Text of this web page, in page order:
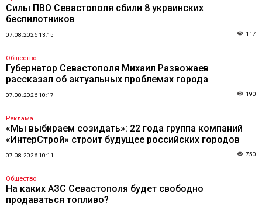
Силы ПВО Севастополя сбили 8 украинских
беспилотников
07.08.2026 13:15 117
Общество
Губернатор Севастополя Михаил Развожаев
рассказал об актуальных проблемах города
07.08.2026 10:17 190
Реклама
«Мы выбираем созидать»: 22 года группа компаний
«ИнтерСтрой» строит будущее российских городов
07.08.2026 10:11 750
Общество
На каких АЗС Севастополя будет свободно
продаваться топливо?